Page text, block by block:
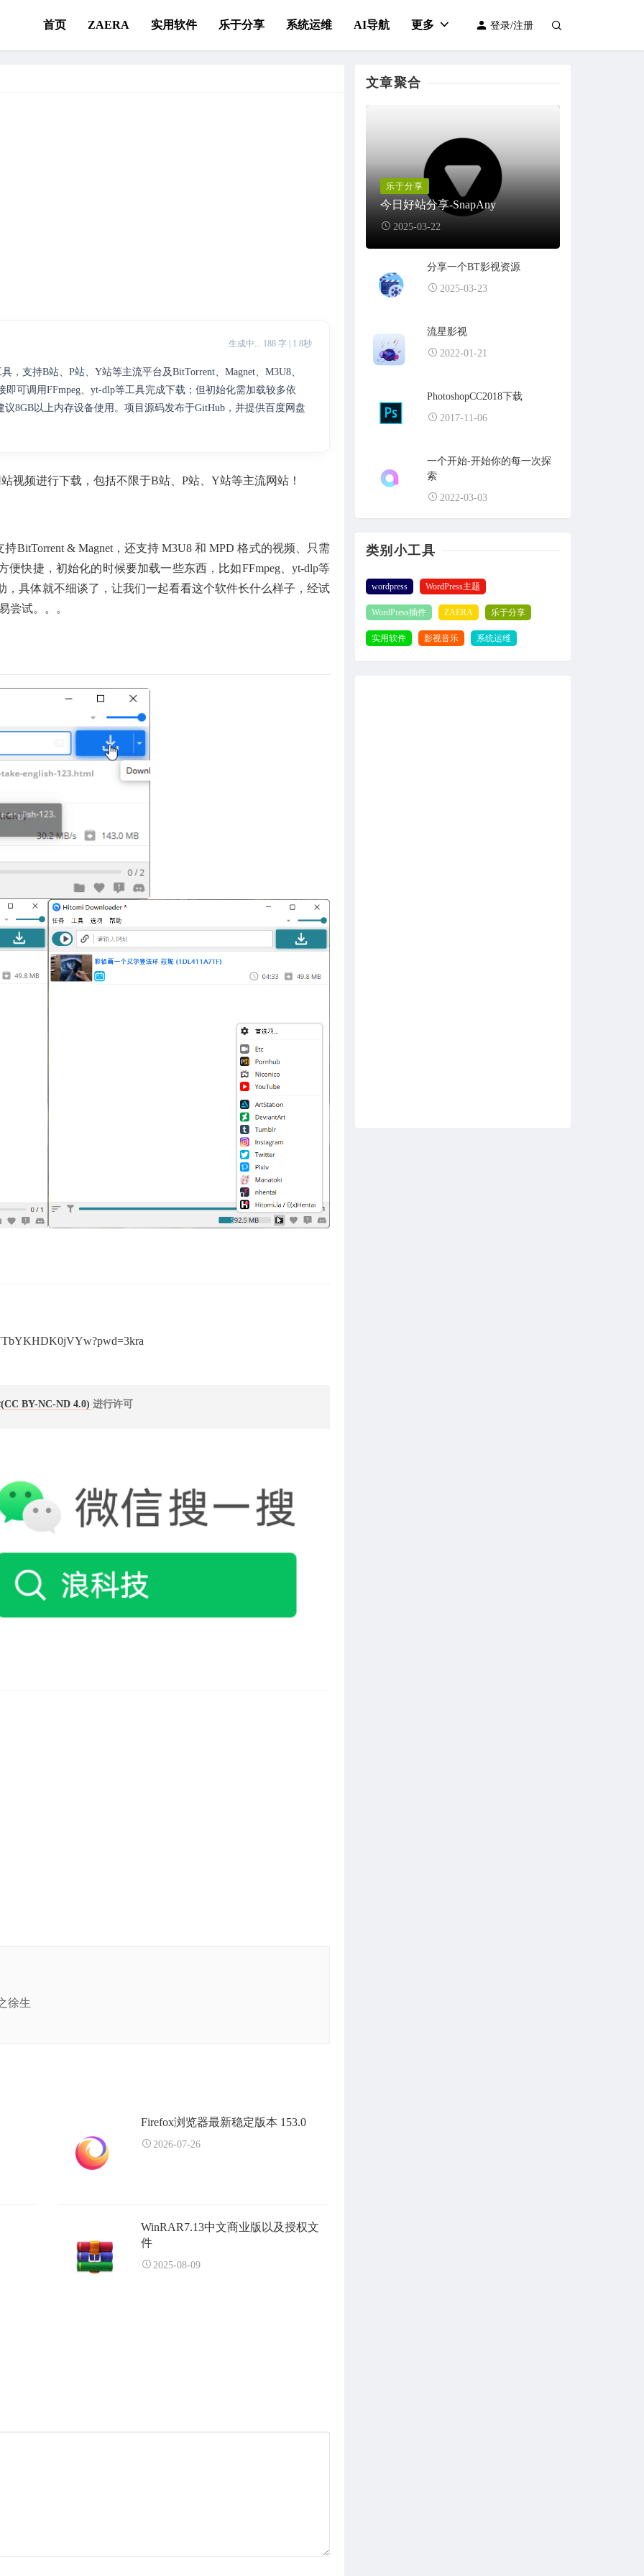
首页 ZAERA 实用软件 乐于分享 系统运维 AI导航 更多 登录/注册
生成中... 188 字 | 1.8秒
，支持B站、P站、Y站等主流平台及BitTorrent、Magnet、M3U8、
可调用FFmpeg、yt-dlp等工具完成下载；但初始化需加载较多依
8GB以上内存设备使用。项目源码发布于GitHub，并提供百度网盘
视频进行下载，包括不限于B站、P站、Y站等主流网站！
BitTorrent & Magnet，还支持 M3U8 和 MPD 格式的视频、只需
快捷，初始化的时候要加载一些东西，比如FFmpeg、yt-dlp等
具体就不细谈了，让我们一起看看这个软件长什么样子，经试
尝试。。。
BY-NC-ND 4.0) 进行许可
徐生
Firefox浏览器最新稳定版本 153.0
2026-07-26
WinRAR7.13中文商业版以及授权文
件
2025-08-09
文章聚合
乐于分享
今日好站分享-SnapAny
2025-03-22
分享一个BT影视资源
2025-03-23
流星影视
2022-01-21
PhotoshopCC2018下载
2017-11-06
一个开始-开始你的每一次探
索
2022-03-03
类别小工具
wordpress WordPress主题
WordPress插件 ZAERA 乐于分享
实用软件 影视音乐 系统运维